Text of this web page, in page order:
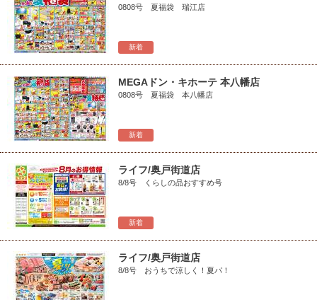
新着
0808号 夏福袋 瑞江店
新着
MEGAドン・キホーテ 本八幡店
0808号 夏福袋 本八幡店
新着
ライフ/奥戸街道店
8/8号 くらしの品おすすめ号
ライフ/奥戸街道店
8/8号 おうちで涼しく！夏パ！